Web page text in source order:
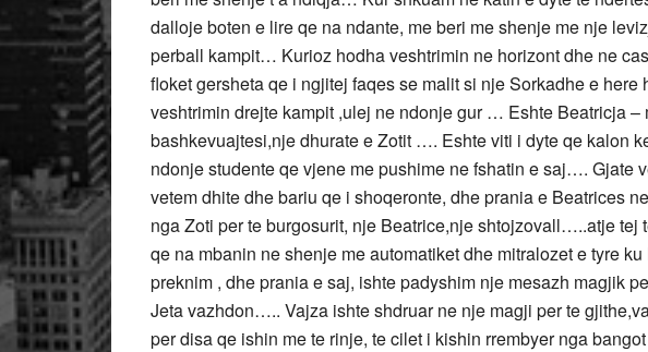
dalloje boten e lire qe na ndante, me beri me shenje me nje
perball kampit… Kurioz hodha veshtrimin ne horizont dhe ne
floket gersheta qe i ngjitej faqes se malit si nje Sorkadhe e
veshtrimin drejte kampit ,ulej ne ndonje gur … Eshte Beatricja –
bashkevuajtesi,nje dhurate e Zotit …. Eshte viti i dyte qe kalon
ndonje studente qe vjene me pushime ne fshatin e saj…. Gjate
vetem dhite dhe bariu qe i shoqeronte, dhe prania e Beatrices
nga Zoti per te burgosurit, nje Beatrice,nje shtojzovall…..atje tej
qe na mbanin ne shenje me automatiket dhe mitralozet e tyre
preknim , dhe prania e saj, ishte padyshim nje mesazh magjik
Jeta vazhdon….. Vajza ishte shdruar ne nje magji per te
per disa qe ishin me te rinje, te cilet i kishin rrembyer nga